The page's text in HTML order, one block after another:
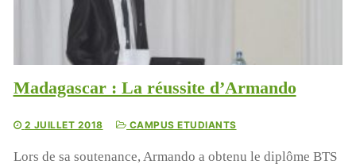
Madagascar : La réussite d’Armando
2 JUILLET 2018 CAMPUS ETUDIANTS
Lors de sa soutenance, Armando a obtenu le diplôme BTS